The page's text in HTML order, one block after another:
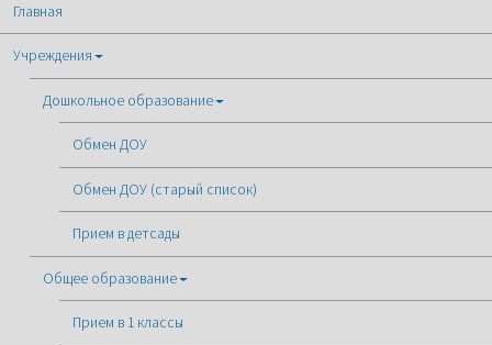
Главная
Учреждения
Дошкольное образование
Обмен ДОУ
Обмен ДОУ (старый список)
Прием в детсады
Общее образование
Прием в 1 классы